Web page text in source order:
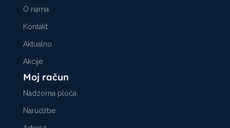
O nama
Kontakt
Aktualno
Akcije
Moj račun
Nadzorna ploča
Narudžbe